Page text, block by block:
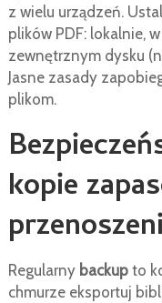
z wielu urządzeń.
plików PDF: lokalnie,
zewnętrznym dysku
Jasne zasady
plikom.
kopie
Regularny backupto
chmurze eksportuj